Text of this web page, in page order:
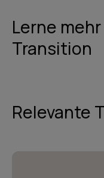
Lerne
Transition
Relevante